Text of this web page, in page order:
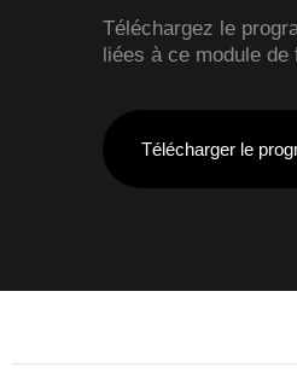
Téléchargez le
liées à ce module de
Télécharger le